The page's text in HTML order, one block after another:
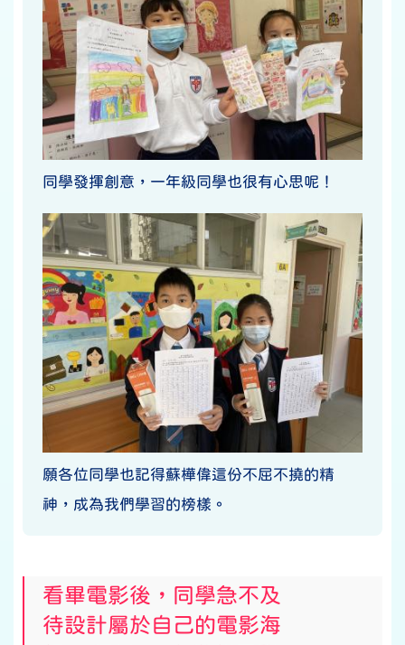
同學發揮創意，一年級同學也很有心思呢！
願各位同學也記得蘇樺偉這份不屈不撓的精
神，成為我們學習的榜樣。
看畢電影後，同學急不及
待設計屬於自己的電影海